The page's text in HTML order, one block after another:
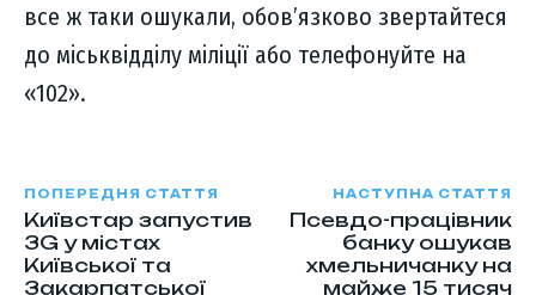
все ж таки ошукали, обов’язково звертайтеся
до міськвідділу міліції або телефонуйте на
«102».
ПОПЕРЕДНЯ СТАТТЯ
Київстар запустив
3G у містах
Київської та
Закарпатської
НАСТУПНА СТАТТЯ
Псевдо-працівник
банку ошукав
хмельничанку на
майже 15 тисяч